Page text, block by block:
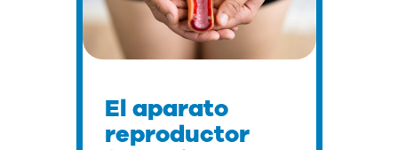
El aparato
reproductor